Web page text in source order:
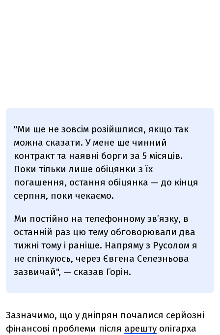
"Ми ще не зовсім розійшлися, якщо так
можна сказати. У мене ще чинний
контракт та наявні борги за 5 місяців.
Поки тільки лише обіцянки з їх
погашення, остання обіцянка — до кінця
серпня, поки чекаємо.
Ми постійно на телефонному зв’язку, в
останній раз цю тему обговорювали два
тижні тому і раніше. Напряму з Русолом я
не спілкуюсь, через Євгена Селезньова
зазвичай", — сказав Горін.
Зазначимо, що у дніпрян почалися серйозні
фінансові проблеми після арешту олігарха